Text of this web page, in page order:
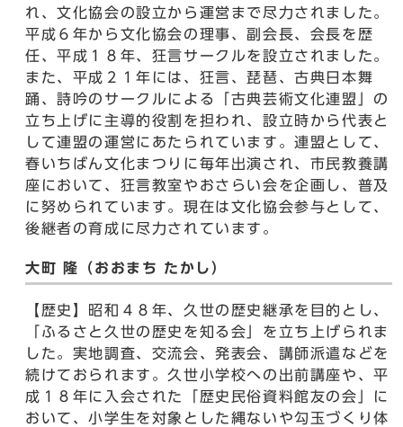
れ、文化協会の設立から運営まで尽力されました。
平成６年から文化協会の理事、副会長、会長を歴
任、平成１８年、狂言サークルを設立されました。
また、平成２１年には、狂言、琵琶、古典日本舞
踊、詩吟のサークルによる「古典芸術文化連盟」の
立ち上げに主導的役割を担われ、設立時から代表と
して連盟の運営にあたられています。連盟として、
春いちばん文化まつりに毎年出演され、市民教養講
座において、狂言教室やおさらい会を企画し、普及
に努められています。現在は文化協会参与として、
後継者の育成に尽力されています。
大町 隆（おおまち たかし）
【歴史】昭和４８年、久世の歴史継承を目的とし、
「ふるさと久世の歴史を知る会」を立ち上げられま
した。実地調査、交流会、発表会、講師派遣などを
続けておられます。久世小学校への出前講座や、平
成１８年に入会された「歴史民俗資料館友の会」に
おいて、小学生を対象とした縄ないや勾玉づくり体